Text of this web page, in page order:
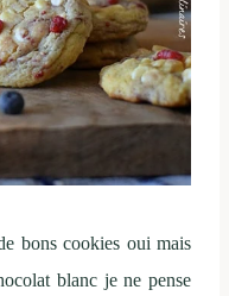
bons cookies oui mais
blanc je ne pense